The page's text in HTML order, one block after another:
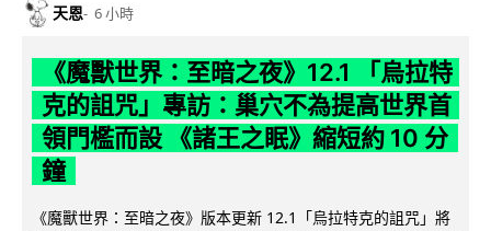
天恩 6 小時
《魔獸世界：至暗之夜》12.1 「烏拉特
克的詛咒」專訪：巢穴不為提高世界首
領門檻而設 《諸王之眠》縮短約 10 分
鐘
《魔獸世界：至暗之夜》版本更新 12.1「烏拉特克的詛咒」將